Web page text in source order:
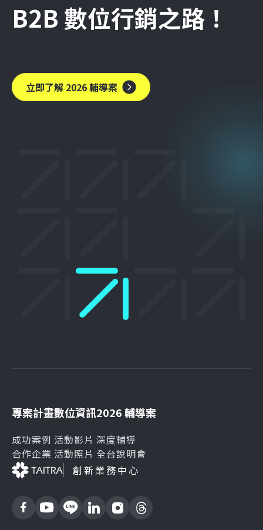
B2B 數位行銷之路！
立即了解 2026 輔導案
專案計畫
成功案例
合作企業
數位資訊
活動影片
活動照片
2026 輔導案
深度輔導
全台說明會
創新業務中心